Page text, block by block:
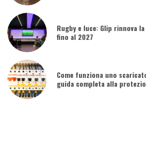
Rugby e luce: Glip rinnova
fino al 2027
Come funziona uno
guida completa alla